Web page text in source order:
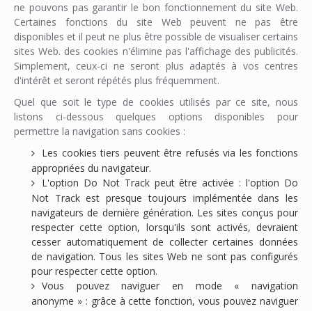
ne pouvons pas garantir le bon fonctionnement du site Web.
Certaines fonctions du site Web peuvent ne pas être
disponibles et il peut ne plus être possible de visualiser certains
sites Web. des cookies n'élimine pas l'affichage des publicités.
Simplement, ceux-ci ne seront plus adaptés à vos centres
d'intérêt et seront répétés plus fréquemment.
Quel que soit le type de cookies utilisés par ce site, nous
listons ci-dessous quelques options disponibles pour
permettre la navigation sans cookies :
Les cookies tiers peuvent être refusés via les fonctions
appropriées du navigateur.
L'option Do Not Track peut être activée : l'option Do
Not Track est presque toujours implémentée dans les
navigateurs de dernière génération. Les sites conçus pour
respecter cette option, lorsqu'ils sont activés, devraient
cesser automatiquement de collecter certaines données
de navigation. Tous les sites Web ne sont pas configurés
pour respecter cette option.
Vous pouvez naviguer en mode « navigation
anonyme » : grâce à cette fonction, vous pouvez naviguer